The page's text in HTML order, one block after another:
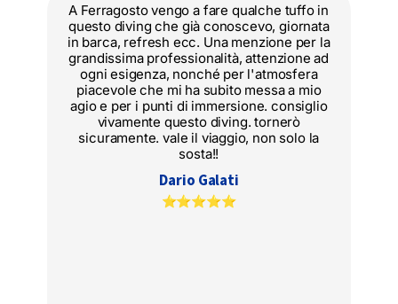
Ottima giornata di snorkeling dove ho
potuto ammirare la bellezza sottomarina.
Attività estremamente rilassante e
calmante. Grazie Madre Natura!!
L'accoglienza data da Luca che parla bene
il francese è stata calorosa. Le spiegazioni
a bordo fornite da Julia in inglese sono
state molto precise e molto ricche sia sulle
istruzioni che sulla vita sottomarina e sul
rispetto dell'ambiente. A bordo c'era un
vantaggio per l'escursione. Un'attività che
mi tenta davvero per una futura